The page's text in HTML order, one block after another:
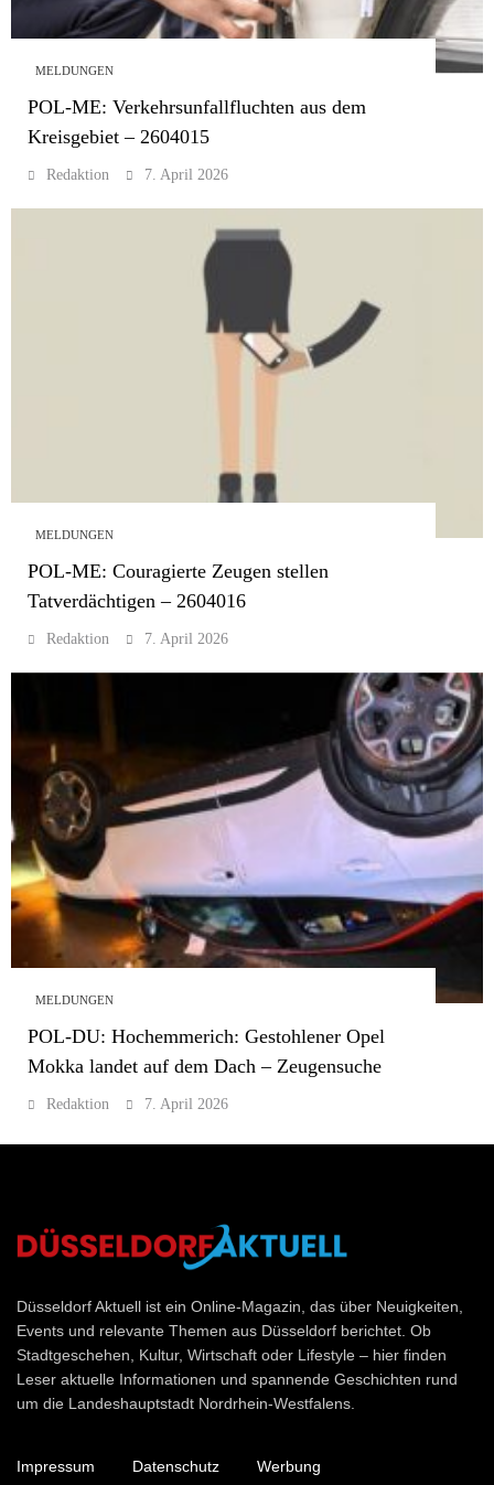
MELDUNGEN
POL-ME: Verkehrsunfallfluchten aus dem
Kreisgebiet – 2604015
Redaktion 7. April 2026
MELDUNGEN
POL-ME: Couragierte Zeugen stellen
Tatverdächtigen – 2604016
Redaktion 7. April 2026
MELDUNGEN
POL-DU: Hochemmerich: Gestohlener Opel
Mokka landet auf dem Dach – Zeugensuche
Redaktion 7. April 2026
Düsseldorf Aktuell
Düsseldorf Aktuell ist ein Online-Magazin, das über Neuigkeiten,
Events und relevante Themen aus Düsseldorf berichtet. Ob
Stadtgeschehen, Kultur, Wirtschaft oder Lifestyle – hier finden
Leser aktuelle Informationen und spannende Geschichten rund
um die Landeshauptstadt Nordrhein-Westfalens.
Impressum Datenschutz Werbung